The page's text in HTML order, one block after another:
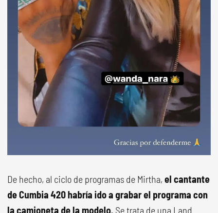
De hecho, al ciclo de programas de Mirtha, el cantante
de Cumbia 420 habría ido a grabar el programa con
la camioneta de la modelo. Se trata de una Land